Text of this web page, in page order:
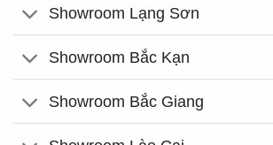
Showroom Lạng Sơn
Showroom Bắc Kạn
Showroom Bắc Giang